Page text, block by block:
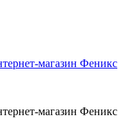
магазин Феникс
магазин Феникс